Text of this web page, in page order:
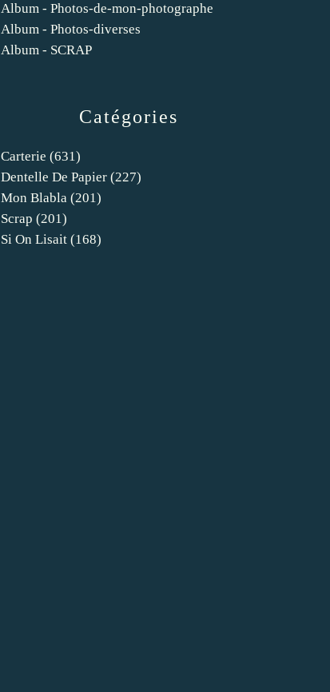
Catégories
Carterie (631)
Dentelle De Papier (227)
Mon Blabla (201)
Scrap (201)
Si On Lisait (168)
Album - Photos-de-mon-photographe
Album - Photos-diverses
Album - SCRAP